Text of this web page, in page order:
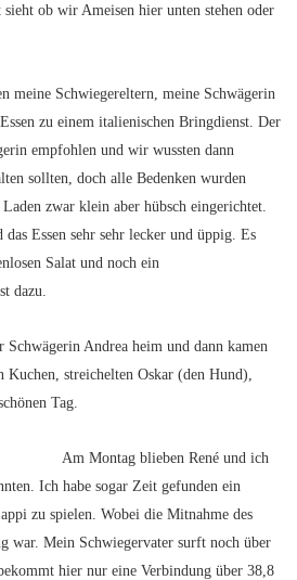
ob wir Ameisen hier unten stehen oder
meine Schwiegereltern, meine Schwägerin
zu einem italienischen Bringdienst. Der
empfohlen und wir wussten dann
sollten, doch alle Bedenken wurden
zwar klein aber hübsch eingerichtet.
Essen sehr sehr lecker und üppig. Es
Salat und noch ein
dazu.
Andrea heim und dann kamen
streichelten Oskar (den Hund),
Tag.
Am Montag blieben René und ich
Ich habe sogar Zeit gefunden ein
zu spielen. Wobei die Mitnahme des
war. Mein Schwiegervater surft noch über
hier nur eine Verbindung über 38,8